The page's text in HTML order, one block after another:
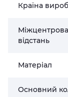
Країна
Міжцентрова
відстань
Матеріал
Основний